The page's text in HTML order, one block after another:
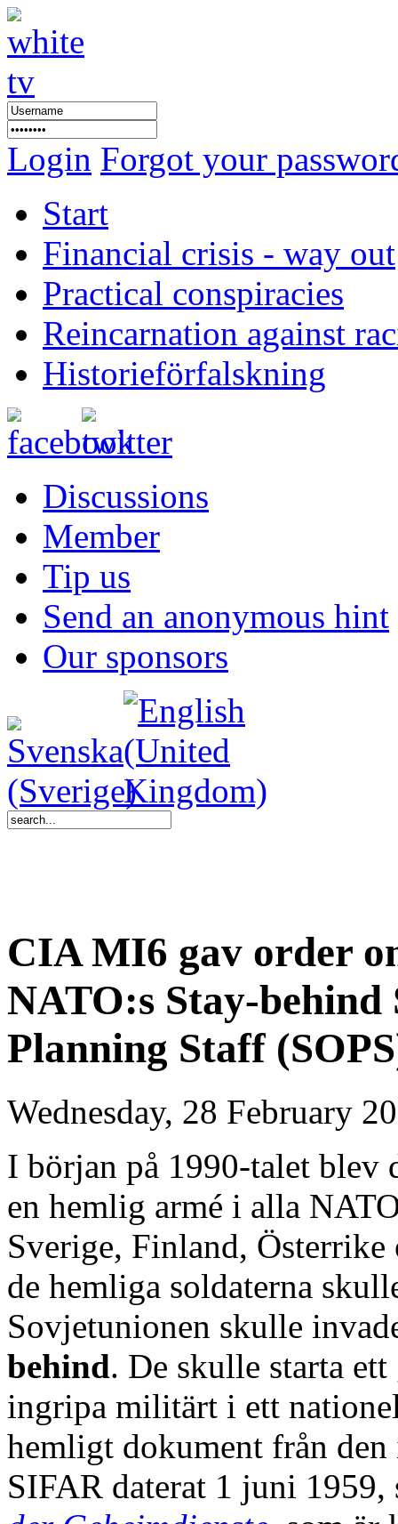
Login Forgot your
Start
Financial crisis - way out
Practical conspiracies
Reincarnation against
Historieförfalskning
Discussions
Member
Tip us
Send an anonymous hint
Our sponsors
CIA MI6 gav order
NATO:s Stay-behind
Planning Staff
Wednesday, 28 February
I början på 1990-talet blev
en hemlig armé i alla
Sverige, Finland,
de hemliga soldaterna
Sovjetunionen skulle
behind. De skulle starta
ingripa militärt i ett
hemligt dokument från den
SIFAR daterat 1 juni